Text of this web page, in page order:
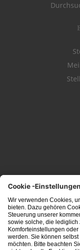
schwäbischeJOBS - die